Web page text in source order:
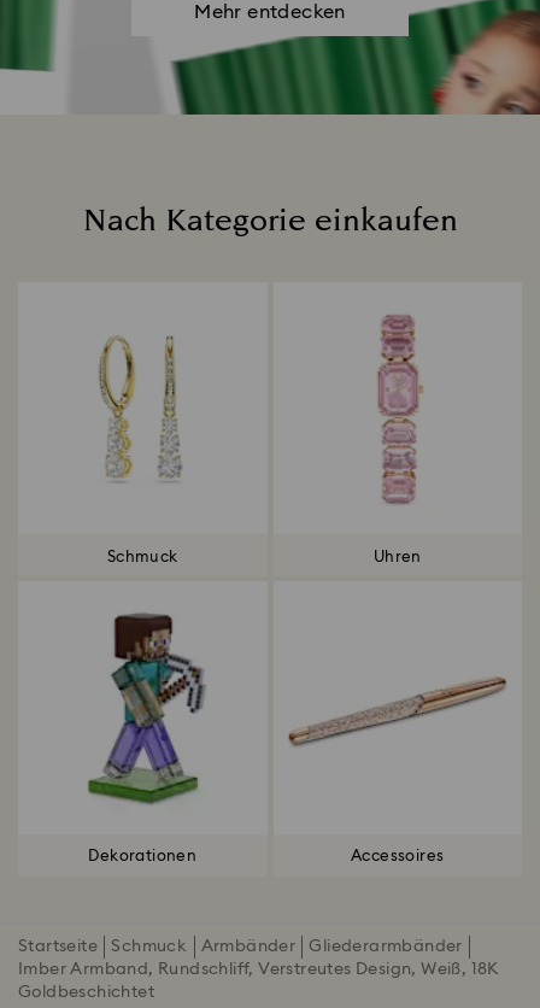
Mehr entdecken
Nach Kategorie einkaufen
Schmuck Uhren
Dekorationen Accessoires
Startseite Schmuck Armbänder
Gliederarmbänder
Imber Armband, Rundschliff, Verstreutes Design, Weiß, 18K
Goldbeschichtet